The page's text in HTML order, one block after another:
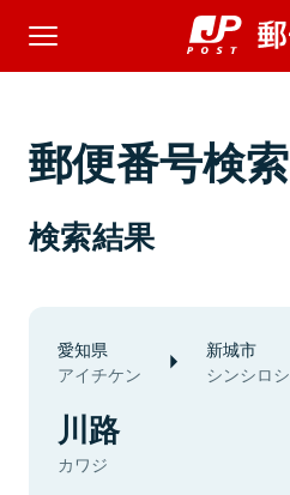
郵便番号検索
検索結果
愛知県
アイチケン
新城市
シンシロシ
川路
カワジ